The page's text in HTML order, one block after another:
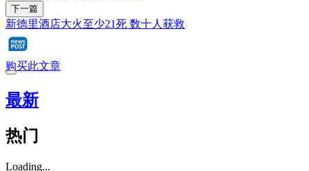
下一篇
新德里酒店大火至少21死 数十人获救
购买此文章
最新
热门
Loading...